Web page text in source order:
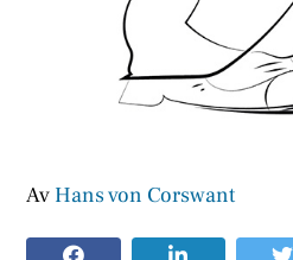
Av Hans von Corswant